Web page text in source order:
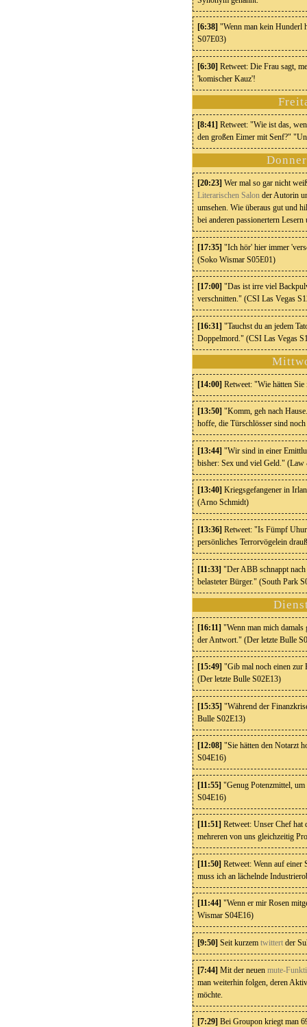
[6:38]
"Wenn man kein Hunderl
S07E03)
[6:30] Retweet: Die Frau sagt,
'komischer Kauz'!
[8:41] Retweet: "Wie ist das,
den großen Eimer mit Senf?"
[20:23] Wer mal so gar nicht
Literarischen Salon der Autorin
umsehen. Wie überaus gut und
bei anderen passionertern
[17:35] "Ich hör' hier immer
(Soko Wismar S05E01)
[17:00]
"Das ist irre viel
verschnitten." (CSI Las Vegas
[16:31] "Tauchst du an jedem
Doppelmord." (CSI Las Vegas
[14:00] Retweet: "Wie hätten
[13:50]
"Komm, geh nach
hoffe, die Türschlösser sind
[13:44] "Wir sind in einer
bisher: Sex und viel Geld."
[13:40] Kriegsgefangener in
(Arno Schmidt)
[13:36] Retweet: "Is Fümpf
persönliches Terrorvögelein
[11:33] "Der ABB schnappt
belasteter Bürger." (South Park
[16:11] "Wenn man mich damals
der Antwort." (Der letzte Bulle
[15:49]
"Gib mal noch einen
(Der letzte Bulle S02E13)
[15:35] "Während der
Bulle S02E13)
[12:08]
"Sie hätten den Notarzt
S04E16)
[11:55] "Genug Potenzmittel,
S04E16)
[11:51] Retweet: Unser Chef
mehreren von uns gleichzeitig
[11:50] Retweet: Wenn auf einer
muss ich an lächelnde
[11:44]
"Wenn er mir Rosen
Wismar S04E16)
[9:50] Seit kurzem twittert der
[7:44] Mit der neuen mute-
man weiterhin folgen, deren
möchte.
[7:29] Bei Groupon kriegt man